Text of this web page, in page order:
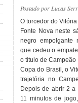
Postado porLucas
O torcedor do
Fonte Nova neste
negro empolgante
que cedeu o
o título de
Copa do Brasil, o
trajetória no
Depois de abrir 2 a
11 minutos de